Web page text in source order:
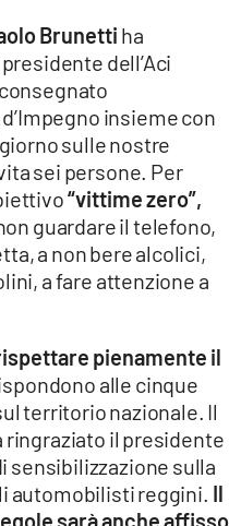
Brunetti ha
dell’Aci
insieme con
sulle nostre
sei persone. Per
“vittime zero”,
guardare il telefono,
a non bere alcolici,
a fare attenzione a
pienamente il
alle cinque
territorio nazionale. Il
ringraziato il presidente
sensibilizzazione sulla
automobilisti reggini. Il
sarà anche affisso